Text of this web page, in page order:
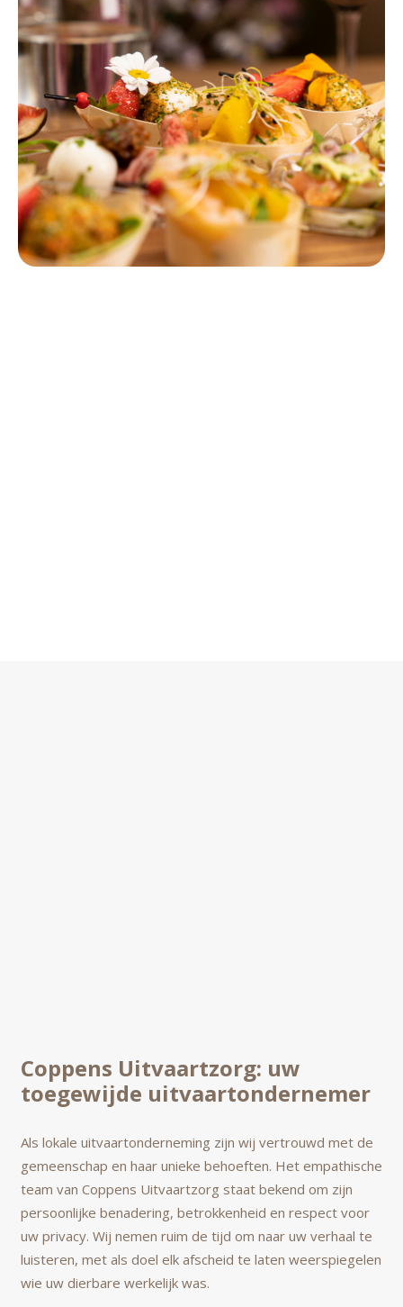
Coppens Uitvaartzorg: uw
toegewijde uitvaartondernemer
Als lokale uitvaartonderneming zijn wij vertrouwd met de
gemeenschap en haar unieke behoeften. Het empathische
team van Coppens Uitvaartzorg staat bekend om zijn
persoonlijke benadering, betrokkenheid en respect voor
uw privacy. Wij nemen ruim de tijd om naar uw verhaal te
luisteren, met als doel elk afscheid te laten weerspiegelen
wie uw dierbare werkelijk was.